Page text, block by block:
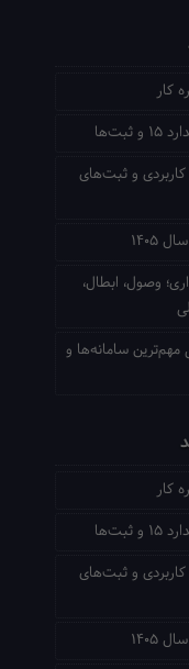
کاربردی و ثبت‌های
۱۴۰۵
وصول، ابطال،
سامانه‌ها و
کاربردی و ثبت‌های
۱۴۰۵